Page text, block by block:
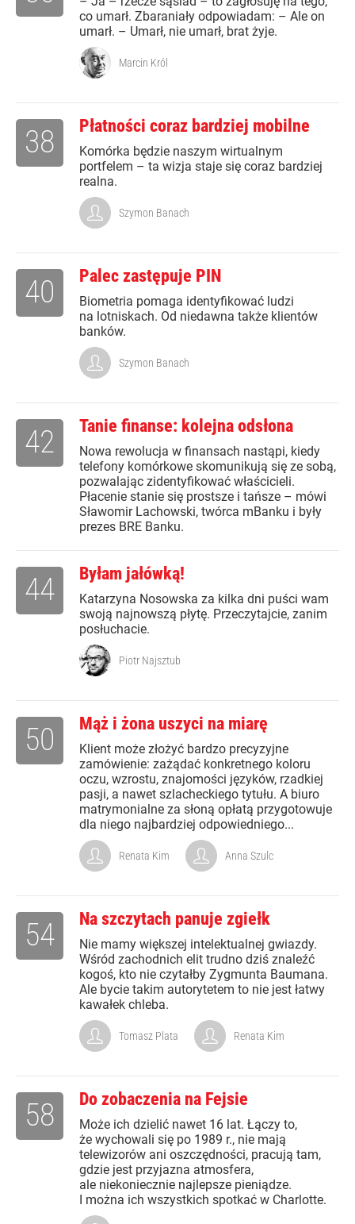
co umarł. Zbaraniały odpowiadam: – Ale on
umarł. – Umarł, nie umarł, brat żyje.
Marcin Król
Płatności coraz bardziej mobilne
Komórka będzie naszym wirtualnym
portfelem – ta wizja staje się coraz bardziej
realna.
38
Szymon Banach
Palec zastępuje PIN
Biometria pomaga identyfikować ludzi
na lotniskach. Od niedawna także klientów
banków.
40
Szymon Banach
Tanie finanse: kolejna odsłona
Nowa rewolucja w finansach nastąpi, kiedy
telefony komórkowe skomunikują się ze sobą,
pozwalając zidentyfikować właścicieli.
Płacenie stanie się prostsze i tańsze – mówi
Sławomir Lachowski, twórca mBanku i były
prezes BRE Banku.
42
Byłam jałówką!
Katarzyna Nosowska za kilka dni puści wam
swoją najnowszą płytę. Przeczytajcie, zanim
posłuchacie.
44
Piotr Najsztub
Mąż i żona uszyci na miarę
Klient może złożyć bardzo precyzyjne
zamówienie: zażądać konkretnego koloru
oczu, wzrostu, znajomości języków, rzadkiej
pasji, a nawet szlacheckiego tytułu. A biuro
matrymonialne za słoną opłatą przygotowuje
dla niego najbardziej odpowiedniego...
50
Renata Kim Anna Szulc
Na szczytach panuje zgiełk
Nie mamy większej intelektualnej gwiazdy.
Wśród zachodnich elit trudno dziś znaleźć
kogoś, kto nie czytałby Zygmunta Baumana.
Ale bycie takim autorytetem to nie jest łatwy
kawałek chleba.
54
Tomasz Plata Renata Kim
Do zobaczenia na Fejsie
Może ich dzielić nawet 16 lat. Łączy to,
że wychowali się po 1989 r., nie mają
telewizorów ani oszczędności, pracują tam,
gdzie jest przyjazna atmosfera,
ale niekoniecznie najlepsze pieniądze.
I można ich wszystkich spotkać w Charlotte.
58